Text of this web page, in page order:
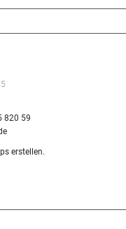
820 59
erstellen.